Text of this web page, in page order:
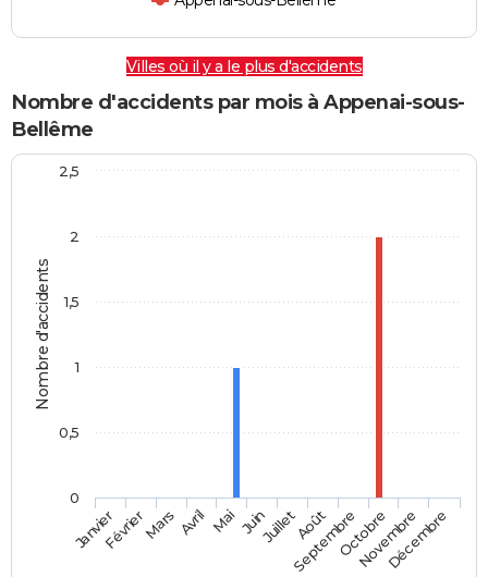
Villes où il y a le plus d'accidents
Nombre d'accidents par mois à Appenai-sous-
Bellême
Nombre d'accidents
JanvierFévrierMars Avril Mai JuinJuilletAoût
SeptembreOctobre
Novembre
Décembre
0
0,5
1
1,5
2
2,5